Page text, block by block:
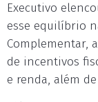
Executivo
esse equilíbrio
Complementar,
de incentivos
e renda, além